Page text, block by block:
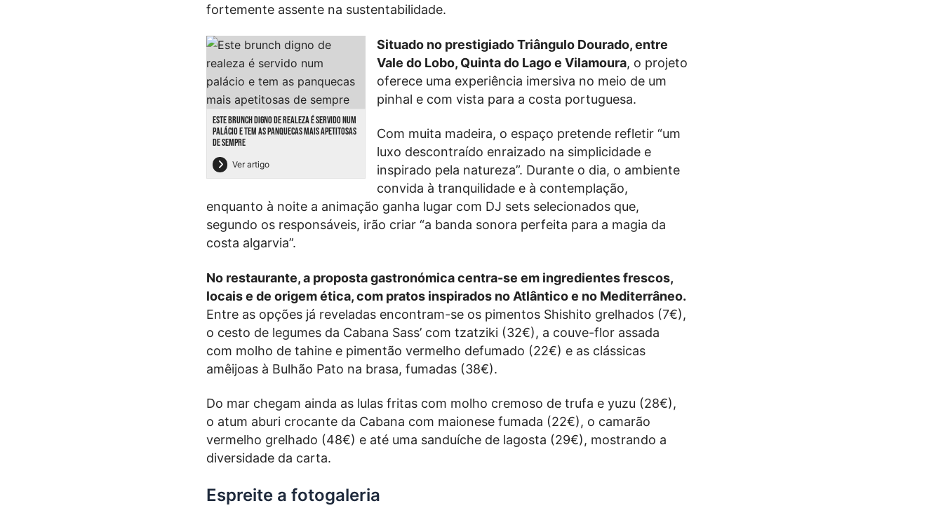
fortemente assente na sustentabilidade.
ESTE BRUNCH DIGNO DE REALEZA É SERVIDO NUM
PALÁCIO E TEM AS PANQUECAS MAIS APETITOSAS
DE SEMPRE
Ver artigo
Situado no prestigiado Triângulo Dourado, entre
Vale do Lobo, Quinta do Lago e Vilamoura, o projeto
oferece uma experiência imersiva no meio de um
pinhal e com vista para a costa portuguesa.
Com muita madeira, o espaço pretende refletir “um
luxo descontraído enraizado na simplicidade e
inspirado pela natureza”. Durante o dia, o ambiente
convida à tranquilidade e à contemplação,
enquanto à noite a animação ganha lugar com DJ sets selecionados que,
segundo os responsáveis, irão criar “a banda sonora perfeita para a magia da
costa algarvia”.
No restaurante, a proposta gastronómica centra-se em ingredientes frescos,
locais e de origem ética, com pratos inspirados no Atlântico e no Mediterrâneo.
Entre as opções já reveladas encontram-se os pimentos Shishito grelhados (7€),
o cesto de legumes da Cabana Sass’ com tzatziki (32€), a couve-flor assada
com molho de tahine e pimentão vermelho defumado (22€) e as clássicas
amêijoas à Bulhão Pato na brasa, fumadas (38€).
Do mar chegam ainda as lulas fritas com molho cremoso de trufa e yuzu (28€),
o atum aburi crocante da Cabana com maionese fumada (22€), o camarão
vermelho grelhado (48€) e até uma sanduíche de lagosta (29€), mostrando a
diversidade da carta.
Espreite a fotogaleria